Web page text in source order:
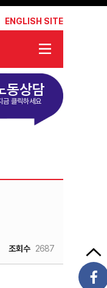
ENGLISH SITE
동상담
금 클릭하세요
조회수 2687